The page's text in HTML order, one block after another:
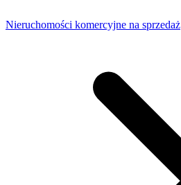
Nieruchomości komercyjne na sprzedaż